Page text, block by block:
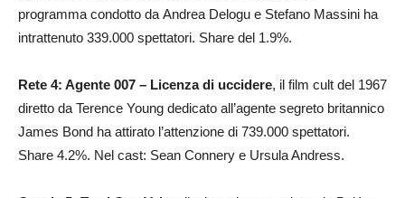
programma condotto da Andrea Delogu e Stefano Massini ha
intrattenuto 339.000 spettatori. Share del 1.9%.
Rete 4: Agente 007 – Licenza di uccidere, il film cult del 1967
diretto da Terence Young dedicato all’agente segreto britannico
James Bond ha attirato l’attenzione di 739.000 spettatori.
Share 4.2%. Nel cast: Sean Connery e Ursula Andress.